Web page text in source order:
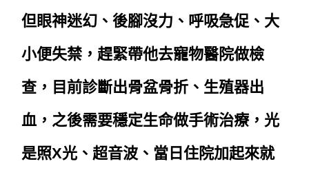
但眼神迷幻、後腳沒力、呼吸急促、大
小便失禁，趕緊帶他去寵物醫院做檢
查，目前診斷出骨盆骨折、生殖器出
血，之後需要穩定生命做手術治療，光
是照X光、超音波、當日住院加起來就